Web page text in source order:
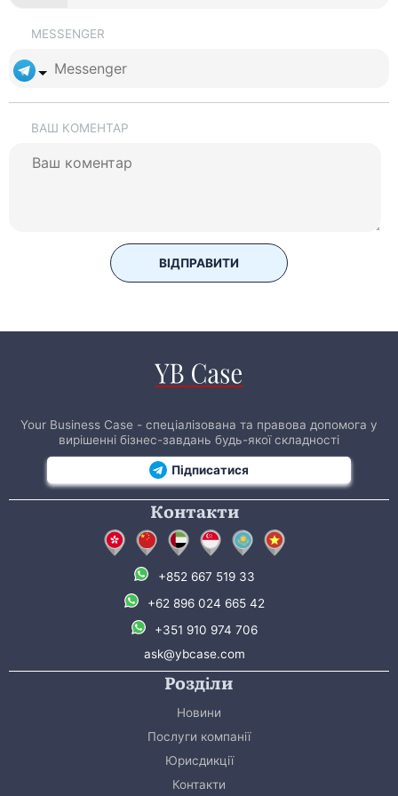
MESSENGER
ВАШ КОМЕНТАР
ВІДПРАВИТИ
Your Business Case - спеціалізована та правова допомога у
вирішенні бізнес-завдань будь-якої складності
Підписатися
Контакти
+852 667 519 33
+62 896 024 665 42
+351 910 974 706
ask@ybcase.com
Розділи
Новини
Послуги компанії
Юрисдикції
Контакти